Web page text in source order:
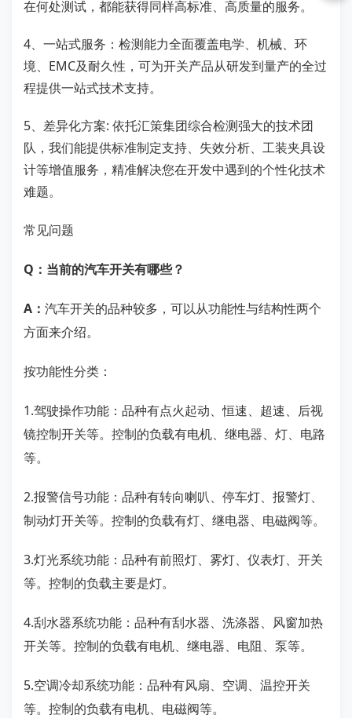
在何处测试，都能获得同样高标准、高质量的服务。
4、一站式服务：检测能力全面覆盖电学、机械、环
境、EMC及耐久性，可为开关产品从研发到量产的全过
程提供一站式技术支持。
5、差异化方案: 依托汇策集团综合检测强大的技术团
队，我们能提供标准制定支持、失效分析、工装夹具设
计等增值服务，精准解决您在开发中遇到的个性化技术
难题。
常见问题
Q：当前的汽车开关有哪些？
A： 汽车开关的品种较多，可以从功能性与结构性两个
方面来介绍。
按功能性分类：
1.驾驶操作功能：品种有点火起动、恒速、超速、后视
镜控制开关等。控制的负载有电机、继电器、灯、电路
等。
2.报警信号功能：品种有转向喇叭、停车灯、报警灯、
制动灯开关等。控制的负载有灯、继电器、电磁阀等。
3.灯光系统功能：品种有前照灯、雾灯、仪表灯、开关
等。控制的负载主要是灯。
4.刮水器系统功能：品种有刮水器、洗涤器、风窗加热
开关等。控制的负载有电机、继电器、电阻、泵等。
5.空调冷却系统功能：品种有风扇、空调、温控开关
等。控制的负载有电机、电磁阀等。